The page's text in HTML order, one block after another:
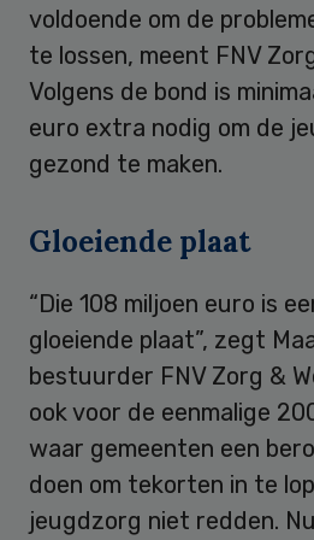
voldoende om de
te lossen, meent FNV
Volgens de bond is
euro extra nodig om de
gezond te maken.
Gloeiende plaat
“Die 108 miljoen euro is
gloeiende plaat”, zegt
bestuurder FNV Zorg &
ook voor de eenmalige
waar gemeenten een
doen om tekorten in te
jeugdzorg niet redden.